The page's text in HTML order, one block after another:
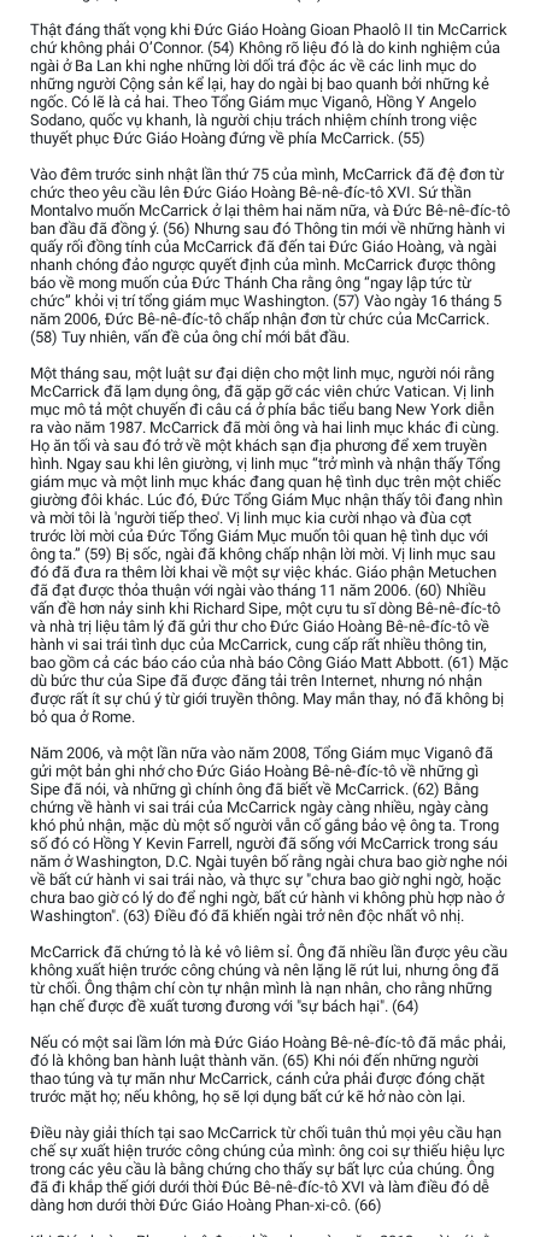
Thật đáng thất vọng khi Đức Giáo Hoàng Gioan Phaolô II tin McCarrick
chứ không phải O’Connor. (54) Không rõ liệu đó là do kinh nghiệm của
ngài ở Ba Lan khi nghe những lời dối trá độc ác về các linh mục do
những người Cộng sản kể lại, hay do ngài bị bao quanh bởi những kẻ
ngốc. Có lẽ là cả hai. Theo Tổng Giám mục Viganô, Hồng Y Angelo
Sodano, quốc vụ khanh, là người chịu trách nhiệm chính trong việc
thuyết phục Đức Giáo Hoàng đứng về phía McCarrick. (55)
Vào đêm trước sinh nhật lần thứ 75 của mình, McCarrick đã đệ đơn từ
chức theo yêu cầu lên Đức Giáo Hoàng Bê-nê-đíc-tô XVI. Sứ thần
Montalvo muốn McCarrick ở lại thêm hai năm nữa, và Đức Bê-nê-đíc-tô
ban đầu đã đồng ý. (56) Nhưng sau đó Thông tin mới về những hành vi
quấy rối đồng tính của McCarrick đã đến tai Đức Giáo Hoàng, và ngài
nhanh chóng đảo ngược quyết định của mình. McCarrick được thông
báo về mong muốn của Đức Thánh Cha rằng ông “ngay lập tức từ
chức” khỏi vị trí tổng giám mục Washington. (57) Vào ngày 16 tháng 5
năm 2006, Đức Bê-nê-đíc-tô chấp nhận đơn từ chức của McCarrick.
(58) Tuy nhiên, vấn đề của ông chỉ mới bắt đầu.
Một tháng sau, một luật sư đại diện cho một linh mục, người nói rằng
McCarrick đã lạm dụng ông, đã gặp gỡ các viên chức Vatican. Vị linh
mục mô tả một chuyến đi câu cá ở phía bắc tiểu bang New York diễn
ra vào năm 1987. McCarrick đã mời ông và hai linh mục khác đi cùng.
Họ ăn tối và sau đó trở về một khách sạn địa phương để xem truyền
hình. Ngay sau khi lên giường, vị linh mục “trở mình và nhận thấy Tổng
giám mục và một linh mục khác đang quan hệ tình dục trên một chiếc
giường đôi khác. Lúc đó, Đức Tổng Giám Mục nhận thấy tôi đang nhìn
và mời tôi là 'người tiếp theo'. Vị linh mục kia cười nhạo và đùa cợt
trước lời mời của Đức Tổng Giám Mục muốn tôi quan hệ tình dục với
ông ta.” (59) Bị sốc, ngài đã không chấp nhận lời mời. Vị linh mục sau
đó đã đưa ra thêm lời khai về một sự việc khác. Giáo phận Metuchen
đã đạt được thỏa thuận với ngài vào tháng 11 năm 2006. (60) Nhiều
vấn đề hơn nảy sinh khi Richard Sipe, một cựu tu sĩ dòng Bê-nê-đíc-tô
và nhà trị liệu tâm lý đã gửi thư cho Đức Giáo Hoàng Bê-nê-đíc-tô về
hành vi sai trái tình dục của McCarrick, cung cấp rất nhiều thông tin,
bao gồm cả các báo cáo của nhà báo Công Giáo Matt Abbott. (61) Mặc
dù bức thư của Sipe đã được đăng tải trên Internet, nhưng nó nhận
được rất ít sự chú ý từ giới truyền thông. May mắn thay, nó đã không bị
bỏ qua ở Rome.
Năm 2006, và một lần nữa vào năm 2008, Tổng Giám mục Viganô đã
gửi một bản ghi nhớ cho Đức Giáo Hoàng Bê-nê-đíc-tô về những gì
Sipe đã nói, và những gì chính ông đã biết về McCarrick. (62) Bằng
chứng về hành vi sai trái của McCarrick ngày càng nhiều, ngày càng
khó phủ nhận, mặc dù một số người vẫn cố gắng bảo vệ ông ta. Trong
số đó có Hồng Y Kevin Farrell, người đã sống với McCarrick trong sáu
năm ở Washington, D.C. Ngài tuyên bố rằng ngài chưa bao giờ nghe nói
về bất cứ hành vi sai trái nào, và thực sự "chưa bao giờ nghi ngờ, hoặc
chưa bao giờ có lý do để nghi ngờ, bất cứ hành vi không phù hợp nào ở
Washington". (63) Điều đó đã khiến ngài trở nên độc nhất vô nhị.
McCarrick đã chứng tỏ là kẻ vô liêm sỉ. Ông đã nhiều lần được yêu cầu
không xuất hiện trước công chúng và nên lặng lẽ rút lui, nhưng ông đã
từ chối. Ông thậm chí còn tự nhận mình là nạn nhân, cho rằng những
hạn chế được đề xuất tương đương với "sự bách hại". (64)
Nếu có một sai lầm lớn mà Đức Giáo Hoàng Bê-nê-đíc-tô đã mắc phải,
đó là không ban hành luật thành văn. (65) Khi nói đến những người
thao túng và tự mãn như McCarrick, cánh cửa phải được đóng chặt
trước mặt họ; nếu không, họ sẽ lợi dụng bất cứ kẽ hở nào còn lại.
Điều này giải thích tại sao McCarrick từ chối tuân thủ mọi yêu cầu hạn
chế sự xuất hiện trước công chúng của mình: ông coi sự thiếu hiệu lực
trong các yêu cầu là bằng chứng cho thấy sự bất lực của chúng. Ông
đã đi khắp thế giới dưới thời Đúc Bê-nê-đíc-tô XVI và làm điều đó dễ
dàng hơn dưới thời Đức Giáo Hoàng Phan-xi-cô. (66)